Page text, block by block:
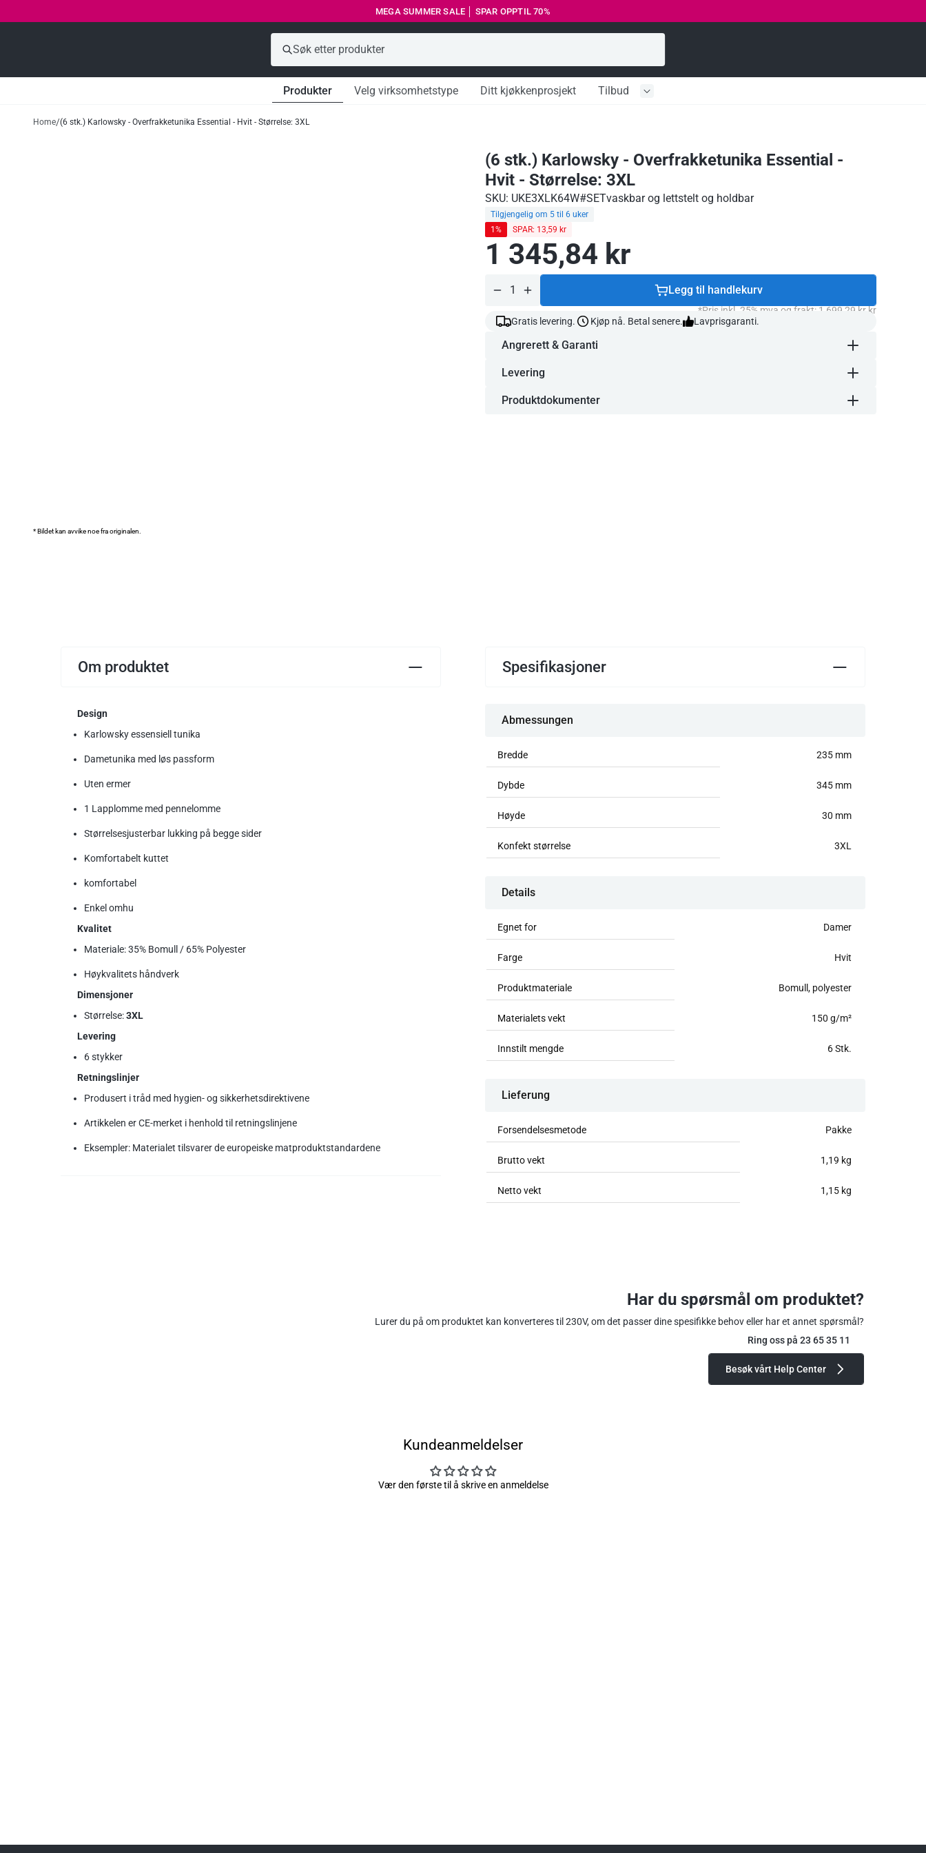
MEGA SUMMER SALE │ SPAR OPPTIL 70%
Produkter Velg virksomhetstype Ditt kjøkkenprosjekt Tilbud
Home (6 stk.) Karlowsky - Overfrakketunika Essential - Hvit - Størrelse: 3XL
* Bildet kan avvike noe fra originalen.
(6 stk.) Karlowsky - Overfrakketunika Essential -
Hvit - Størrelse: 3XL
SKU: UKE3XLK64W#SETvaskbar og lettstelt og holdbar
Tilgjengelig om 5 til 6 uker
1%
SPAR: 13,59 kr
Ordinær
1 345,84 kr
Legg til handlekurv
*Pris inkl. 25% mva og frakt: 1 699,29 kr kr
Gratis levering.
Kjøp nå. Betal senere. Lavprisgaranti.
Angrerett & Garanti
Levering
Produktdokumenter
Om produktet
Design
Karlowsky essensiell tunika
Dametunika med løs passform
Uten ermer
1 Lapplomme med pennelomme
Størrelsesjusterbar lukking på begge sider
Komfortabelt kuttet
komfortabel
Enkel omhu
Kvalitet
Materiale: 35% Bomull / 65% Polyester
Høykvalitets håndverk
Dimensjoner
Størrelse:3XL
Levering
6 stykker
Retningslinjer
Produsert i tråd med hygien- og sikkerhetsdirektivene
Artikkelen er CE-merket i henhold til retningslinjene
Eksempler: Materialet tilsvarer de europeiske matproduktstandardene
Spesifikasjoner
Abmessungen
Bredde 235 mm
Dybde 345 mm
Høyde 30 mm
Konfekt størrelse 3XL
Details
Egnet for Damer
Farge Hvit
Produktmateriale Bomull, polyester
Materialets vekt 150 g/m²
Innstilt mengde 6 Stk.
Lieferung
Forsendelsesmetode Pakke
Brutto vekt 1,19 kg
Netto vekt 1,15 kg
Har du spørsmål om produktet?
Lurer du på om produktet kan konverteres til 230V, om det passer dine spesifikke behov eller har et annet spørsmål?
Ring oss på 23 65 35 11
Besøk vårt Help Center
Kundeanmeldelser
Vær den første til å skrive en anmeldelse